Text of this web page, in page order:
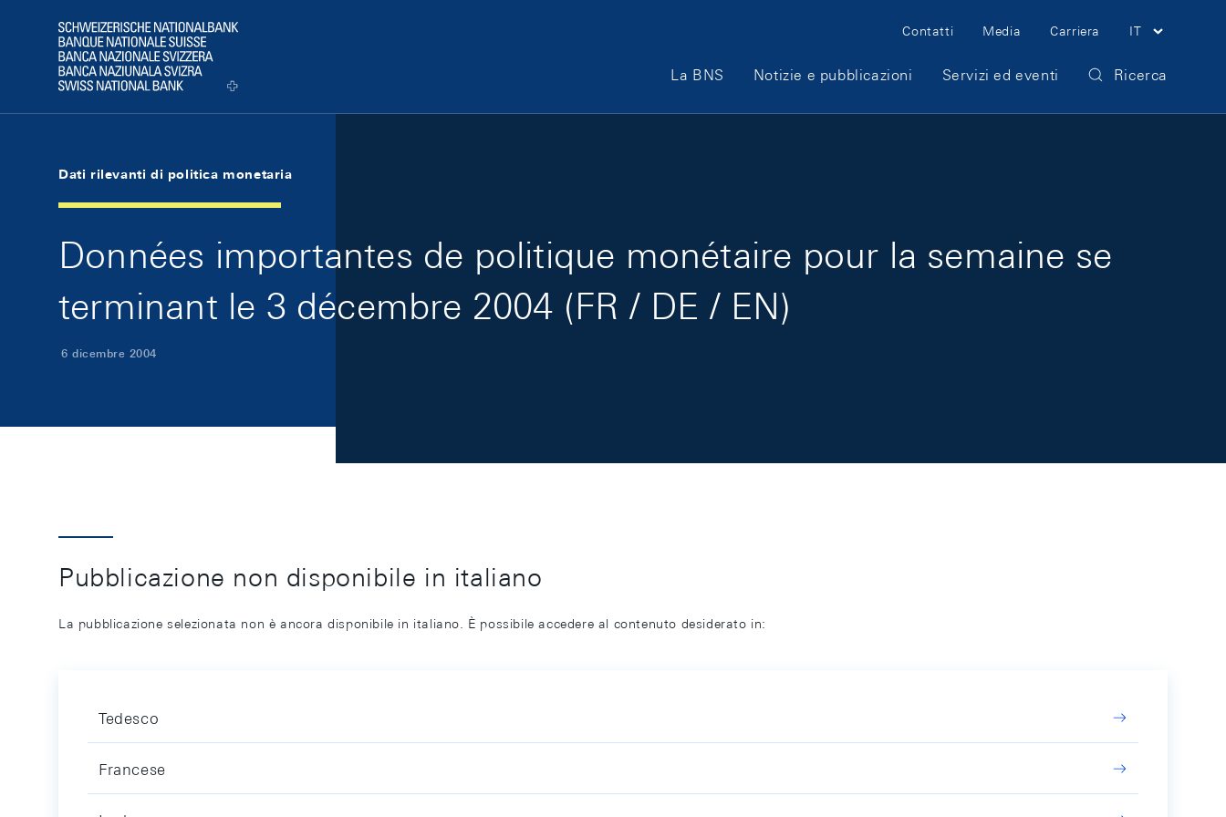
Logo
Meta Navigation
Contatti Media Carriera IT
Main Navigation
La BNS Notizie e pubblicazioni Servizi ed eventi Ricerca
Dati rilevanti di politica monetaria
Données importantes de politique monétaire pour la semaine se
terminant le 3 décembre 2004 (FR / DE / EN)
6 dicembre 2004
Pubblicazione non disponibile in italiano
La pubblicazione selezionata non è ancora disponibile in italiano. È possibile accedere al contenuto desiderato in:
Tedesco
Francese